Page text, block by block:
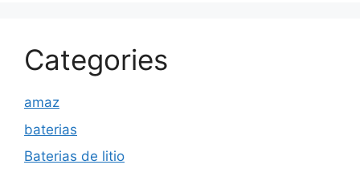
Categories
amaz
baterias
Baterias de litio